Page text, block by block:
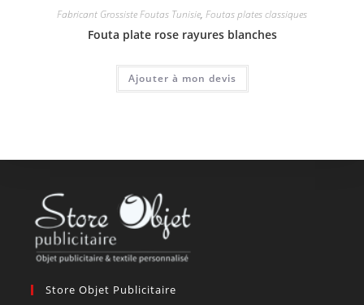
Fabricant Grossiste Foutas Tunisie, Foutas plates classiques
Fouta plate rose rayures blanches
Ajouter à mon devis
Store Objet Publicitaire